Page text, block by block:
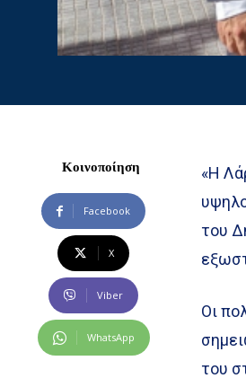
Κοινοποίηση
Facebook
X
Viber
WhatsApp
«Η
του
Οι
του